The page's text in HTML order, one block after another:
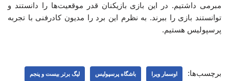
مبرمی داشتیم. در این بازی بازیکنان قدر موقعیت‌ها را دانستند و
توانستند بازی را ببرند. به نظرم این برد را مدیون کادرفنی با تجربه
پرسپولیس هستیم.
برچسب‌ها: اوسمار ویرا باشگاه پرسپولیس لیگ برتر بیست و پنجم